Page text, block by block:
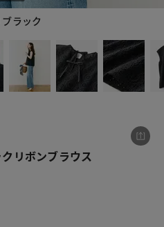
ラック
11
リボンブラウス